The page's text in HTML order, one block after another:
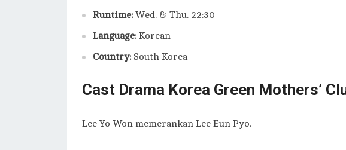
Runtime:Wed. & Thu. 22:30
Language:Korean
Country:South Korea
Cast Drama Korea Green Mothers’
Lee Yo Won memerankan Lee Eun Pyo.